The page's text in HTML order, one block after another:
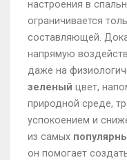
настроения в
ограничивается
составляющей.
напрямую
даже на
зеленый цвет,
природной среде,
успокоением и
из самых
он помогает